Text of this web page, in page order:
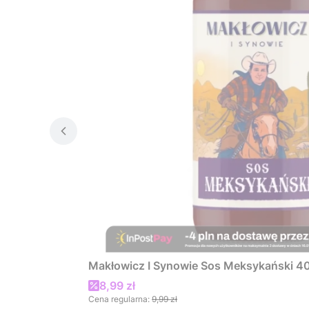
Makłowicz I Synowie Sos Meksykański
Cena promocyjna
8,99 zł
Cena regularna: 9,99 zł